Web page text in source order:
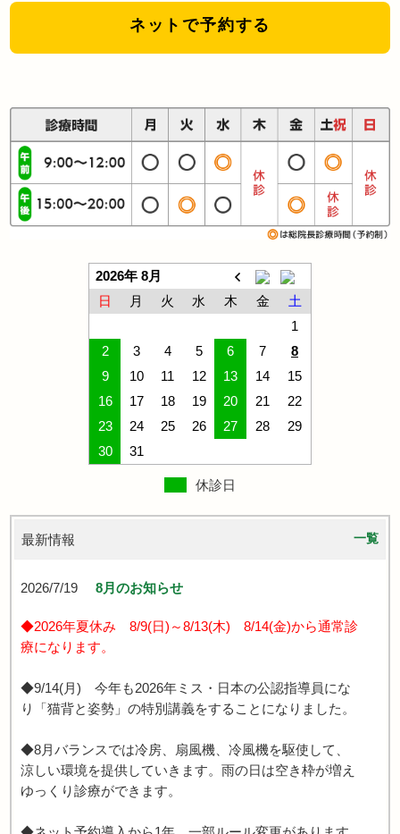
ネットで予約する
2026年 8月
日
月 火 水 木 金
土
1
2
3 4 5 6 7
8
9
10 11 12 13 14
15
16
17 18 19 20 21
22
23
24 25 26 27 28
29
30
31
休診日
最新情報 一覧
2026/7/19 8月のお知らせ
◆2026年夏休み 8/9(日)～8/13(木) 8/14(金)から通常診
療になります。
◆9/14(月) 今年も2026年ミス・日本の公認指導員にな
り「猫背と姿勢」の特別講義をすることになりました。
◆8月バランスでは冷房、扇風機、冷風機を駆使して、
涼しい環境を提供していきます。雨の日は空き枠が増え
ゆっくり診療ができます。